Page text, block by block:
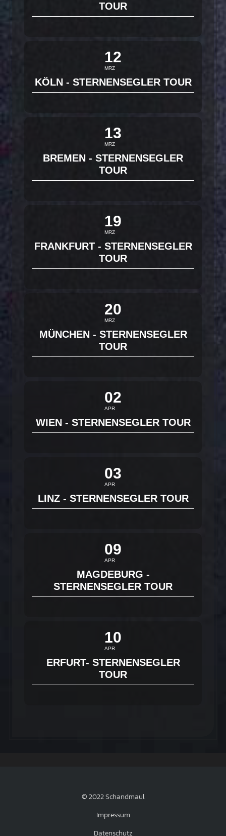
TOUR
12
MRZ
KÖLN - STERNENSEGLER TOUR
13
MRZ
BREMEN - STERNENSEGLER
TOUR
19
MRZ
FRANKFURT - STERNENSEGLER
TOUR
20
MRZ
MÜNCHEN - STERNENSEGLER
TOUR
02
APR
WIEN - STERNENSEGLER TOUR
03
APR
LINZ - STERNENSEGLER TOUR
09
APR
MAGDEBURG -
STERNENSEGLER TOUR
10
APR
ERFURT- STERNENSEGLER
TOUR
© 2022 Schandmaul
Impressum
Datenschutz